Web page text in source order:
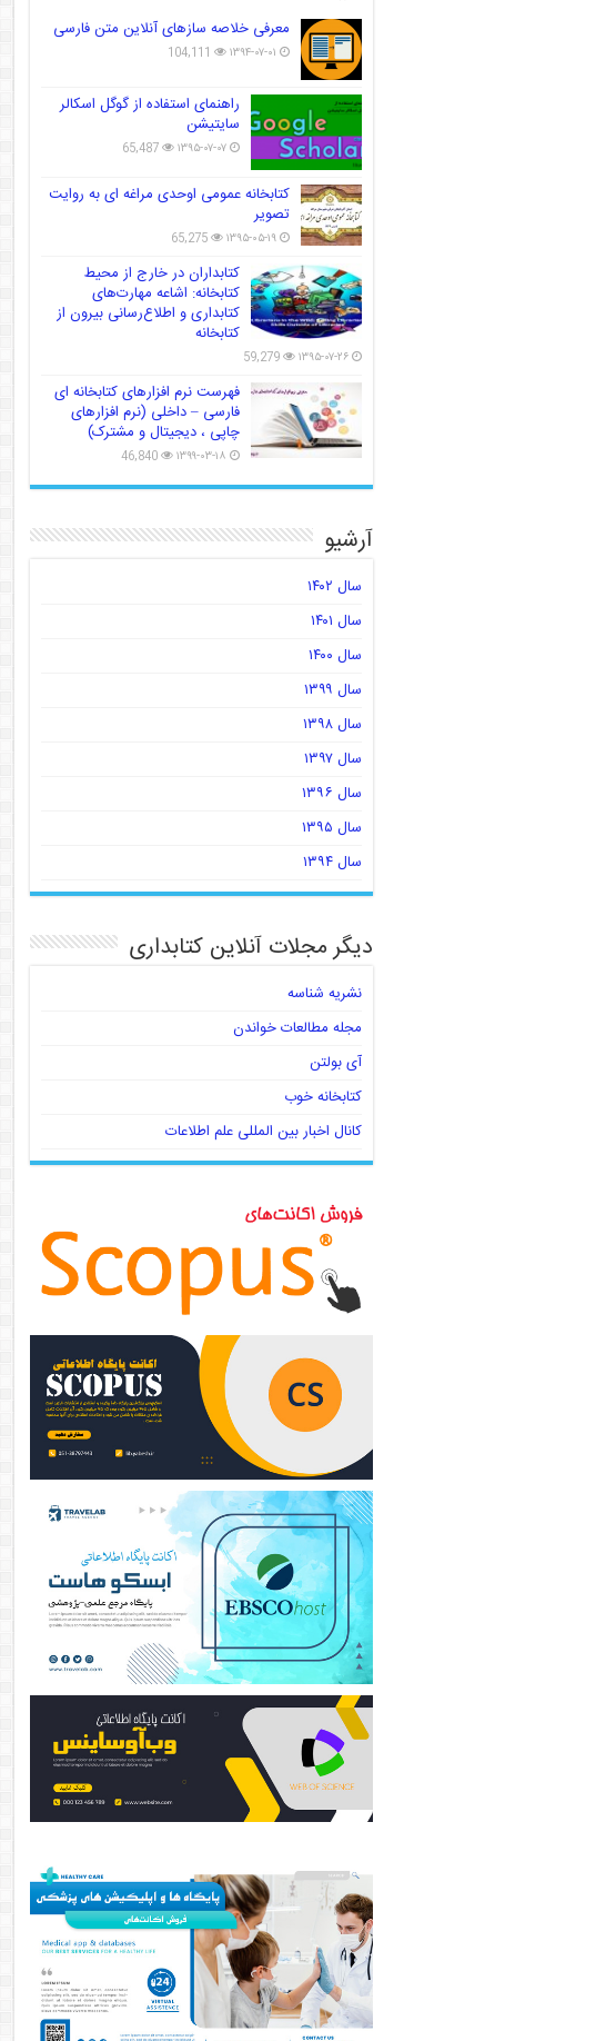
معرفی خلاصه سازهای آنلاین متن فارسی
۱۳۹۴-۰۷-۰۱ 104,111
راهنمای استفاده از گوگل اسکالر
سایتیشن
۱۳۹۵-۰۷-۰۷ 65,487
کتابخانه عمومی اوحدی مراغه ای به روایت
تصویر
۱۳۹۵-۰۵-۱۹ 65,275
کتابداران در خارج از محیط
کتابخانه: اشاعه مهارت‌های
کتابداری و اطلاع‌رسانی بیرون از
کتابخانه
۱۳۹۵-۰۷-۲۶ 59,279
فهرست نرم افزارهای کتابخانه ای
فارسی – داخلی (نرم افزارهای
چاپی ، دیجیتال و مشترک)
۱۳۹۹-۰۳-۱۸ 46,840
آرشیو
سال ۱۴۰۲
سال ۱۴۰۱
سال ۱۴۰۰
سال ۱۳۹۹
سال ۱۳۹۸
سال ۱۳۹۷
سال ۱۳۹۶
سال ۱۳۹۵
سال ۱۳۹۴
دیگر مجلات آنلاین کتابداری
نشریه شناسه
مجله مطالعات خواندن
آی بولتن
کتابخانه خوب
کانال اخبار بین المللی علم اطلاعات